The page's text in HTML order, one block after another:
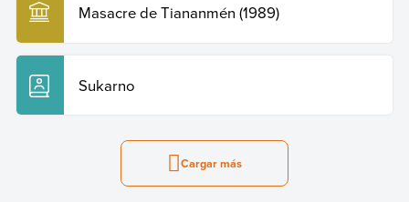
Masacre de Tiananmén (1989)
Sukarno
Cargar más